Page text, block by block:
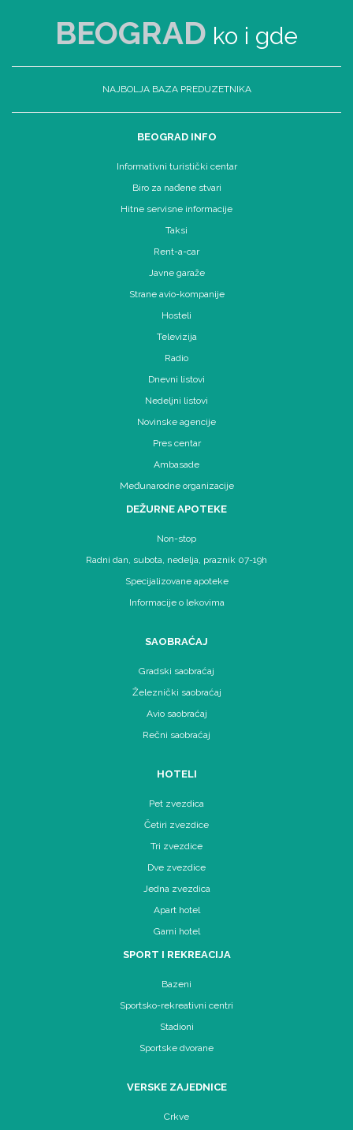
BEOGRAD ko i gde
NAJBOLJA BAZA PREDUZETNIKA
BEOGRAD INFO
Informativni turistički centar
Biro za nađene stvari
Hitne servisne informacije
Taksi
Rent-a-car
Javne garaže
Strane avio-kompanije
Hosteli
Televizija
Radio
Dnevni listovi
Nedeljni listovi
Novinske agencije
Pres centar
Ambasade
Međunarodne organizacije
DEŽURNE APOTEKE
Non-stop
Radni dan, subota, nedelja, praznik 07-19h
Specijalizovane apoteke
Informacije o lekovima
SAOBRAĆAJ
Gradski saobraćaj
Železnički saobraćaj
Avio saobraćaj
Rečni saobraćaj
HOTELI
Pet zvezdica
Četiri zvezdice
Tri zvezdice
Dve zvezdice
Jedna zvezdica
Apart hotel
Garni hotel
SPORT I REKREACIJA
Bazeni
Sportsko-rekreativni centri
Stadioni
Sportske dvorane
VERSKE ZAJEDNICE
Crkve